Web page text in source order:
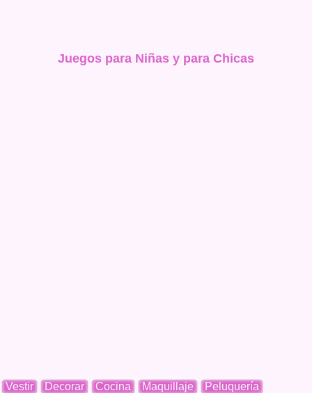
Juegos para Niñas y para Chicas
Vestir Decorar Cocina Maquillaje
Peluquería